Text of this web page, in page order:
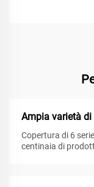
Ampia varietà
Copertura di 6
centinaia di